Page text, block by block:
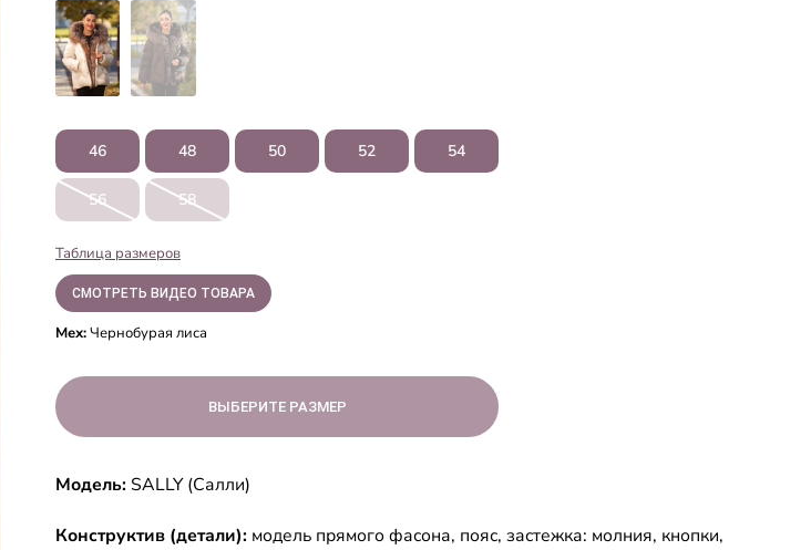
46 48 50 52 54
56 58
Таблица размеров
СМОТРЕТЬ ВИДЕО ТОВАРА
Мех:Чернобурая лиса
ВЫБЕРИТЕ РАЗМЕР
Модель: SALLY (Салли)
Конструктив (детали): модель прямого фасона, пояс, застежка: молния, кнопки,